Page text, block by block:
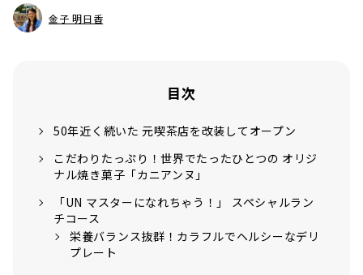
金子 明日香
目次
50年近く続いた 元喫茶店を改装してオープン
こだわりたっぷり！世界でたったひとつの オリジ
ナル焼き菓子「カニアンヌ」
「UN マスターになれちゃう！」 スペシャルラン
チコース
栄養バランス抜群！カラフルでヘルシーなデリ
プレート